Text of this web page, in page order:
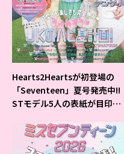
Hearts2Heartsが初登場の
「Seventeen」夏号発売中!!
STモデル5人の表紙が目印だ